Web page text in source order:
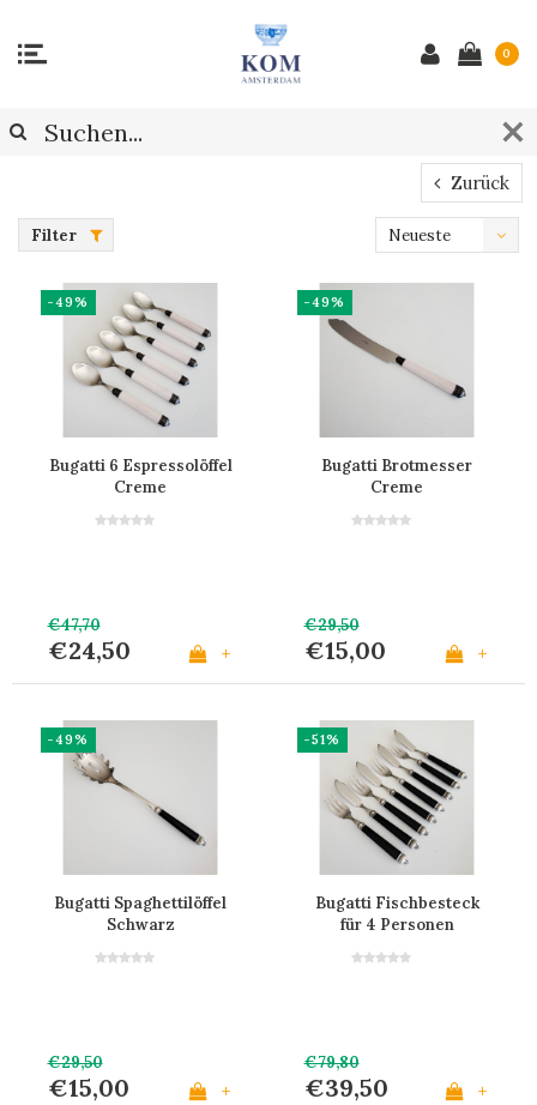
0
Zurück
Filter
Neueste
-49%
Bugatti 6 Espressolöffel
Creme
€47,70
€24,50 +
-49%
Bugatti Brotmesser
Creme
€29,50
€15,00 +
-49%
Bugatti Spaghettilöffel
Schwarz
€29,50
€15,00 +
-51%
Bugatti Fischbesteck
für 4 Personen
€79,80
€39,50 +